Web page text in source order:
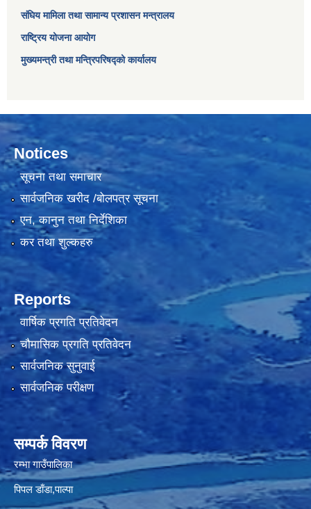
संघिय मामिला तथा सामान्य प्रशासन मन्त्रालय
राष्ट्रिय योजना आयोग
मुख्यमन्त्री तथा मन्त्रिपरिषद्को कार्यालय
Notices
सूचना तथा समाचार
सार्वजनिक खरीद /बोलपत्र सूचना
एन, कानुन तथा निर्देशिका
कर तथा शुल्कहरु
Reports
वार्षिक प्रगति प्रतिवेदन
चौमासिक प्रगति प्रतिवेदन
सार्वजनिक सुनुवाई
सार्वजनिक परीक्षण
सम्पर्क विवरण
रम्भा गाउँपालिका
पिपल डाँडा,पाल्पा